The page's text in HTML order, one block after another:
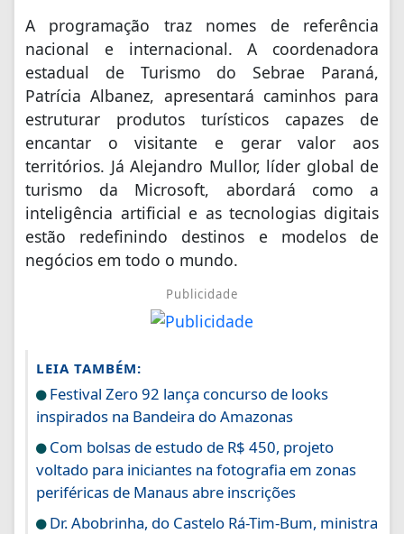
A programação traz nomes de referência
nacional e internacional. A coordenadora
estadual de Turismo do Sebrae Paraná,
Patrícia Albanez, apresentará caminhos para
estruturar produtos turísticos capazes de
encantar o visitante e gerar valor aos
territórios. Já Alejandro Mullor, líder global de
turismo da Microsoft, abordará como a
inteligência artificial e as tecnologias digitais
estão redefinindo destinos e modelos de
negócios em todo o mundo.
Publicidade
LEIA TAMBÉM:
Festival Zero 92 lança concurso de looks
inspirados na Bandeira do Amazonas
Com bolsas de estudo de R$ 450, projeto
voltado para iniciantes na fotografia em zonas
periféricas de Manaus abre inscrições
Dr. Abobrinha, do Castelo Rá-Tim-Bum, ministra